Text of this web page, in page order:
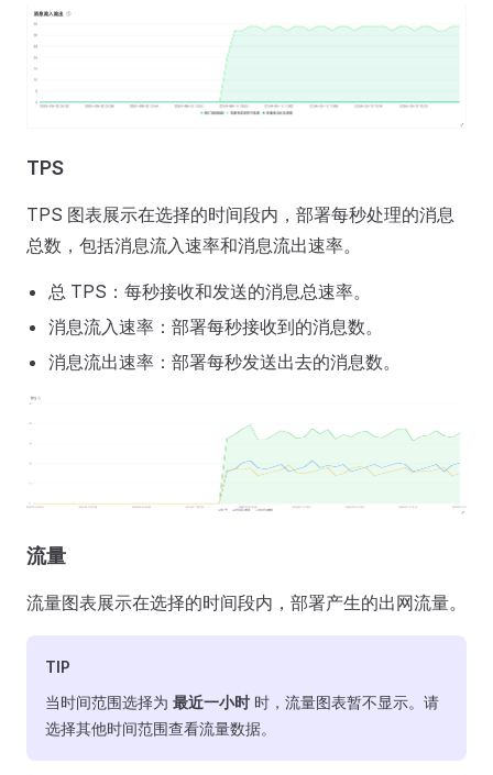
TPS
TPS 图表展示在选择的时间段内，部署每秒处理的消息
总数，包括消息流入速率和消息流出速率。
总 TPS：每秒接收和发送的消息总速率。
消息流入速率：部署每秒接收到的消息数。
消息流出速率：部署每秒发送出去的消息数。
流量
流量图表展示在选择的时间段内，部署产生的出网流量。
TIP
当时间范围选择为 最近一小时 时，流量图表暂不显示。请
选择其他时间范围查看流量数据。